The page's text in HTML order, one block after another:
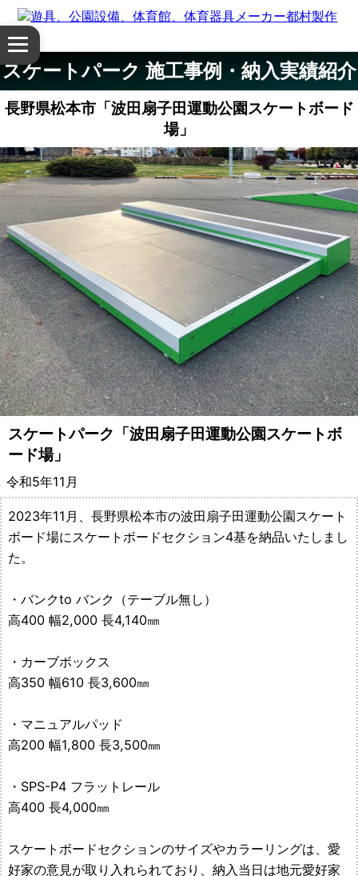
体
育
館・
育
器
具
公
園
設
備・
遊
具
メ
ー
カ
ー
都
村
製
作
所
メ
ニ
ュ
ー
を
く
スケートパーク 施工事例・納入実績紹介
長野県松本市「波田扇子田運動公園スケートボード
場」
スケートパーク「波田扇子田運動公園スケートボ
ード場」
令和5年11月
2023年11月
、長野県松本市の波田扇子田運動公園スケート
ボード場にスケートボードセクション4基を納品いたしまし
た。
・バンクto バンク（テーブル無し）
高400 幅2,000 長4,140㎜
・カーブボックス
高350 幅610 長3,600㎜
・マニュアルパッド
高200 幅1,800 長3,500㎜
・SPS-P4 フラットレール
高400 長4,000㎜
スケートボードセクションのサイズやカラーリングは、愛
好家の意見が取り入れられており、納入当日は地元愛好家